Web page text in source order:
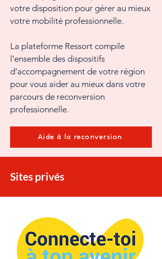
votre disposition pour gérer au mieux
votre mobilité professionnelle.
La plateforme Ressort compile
l’ensemble des dispositifs
d’accompagnement de votre région
pour vous aider au mieux dans votre
parcours de reconversion
professionnelle.
Aide à la reconversion
Sites privés